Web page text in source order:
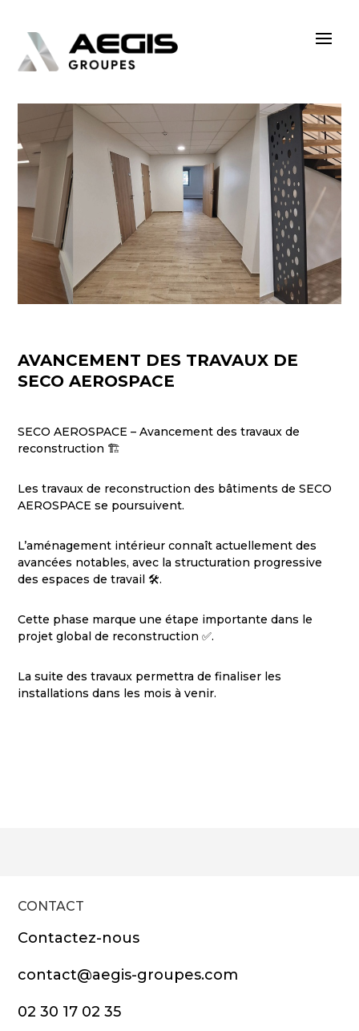
AVANCEMENT DES TRAVAUX DE
SECO AEROSPACE
SECO AEROSPACE – Avancement des travaux de
reconstruction 🏗️
Les travaux de reconstruction des bâtiments de SECO
AEROSPACE se poursuivent.
L’aménagement intérieur connaît actuellement des
avancées notables, avec la structuration progressive
des espaces de travail 🛠️.
Cette phase marque une étape importante dans le
projet global de reconstruction ✅.
La suite des travaux permettra de finaliser les
installations dans les mois à venir.
CONTACT
Contactez-nous
contact@aegis-groupes.com
02 30 17 02 35